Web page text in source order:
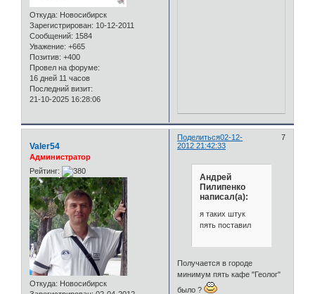
Откуда: Новосибирск
Зарегистрирован: 10-12-2011
Сообщений: 1584
Уважение: +665
Позитив: +400
Провел на форуме:
16 дней 11 часов
Последний визит:
21-10-2025 16:28:06
Поделиться 7
02-12-
2012 21:42:33
Valer54
Администратор
Рейтинг:
Откуда: Новосибирск
Андрей
Пилипенко
написал(а):
я таких штук
пять поставил
Получается в городе
минимум пять кафе "Геолог"
было ?